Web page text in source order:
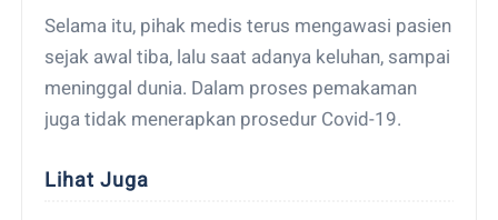
Selama itu, pihak medis terus mengawasi pasien
sejak awal tiba, lalu saat adanya keluhan, sampai
meninggal dunia. Dalam proses pemakaman
juga tidak menerapkan prosedur Covid-19.
Lihat Juga